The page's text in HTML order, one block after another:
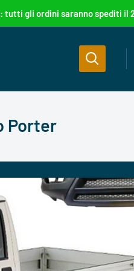
tutti gli ordini saranno spediti il
Porter